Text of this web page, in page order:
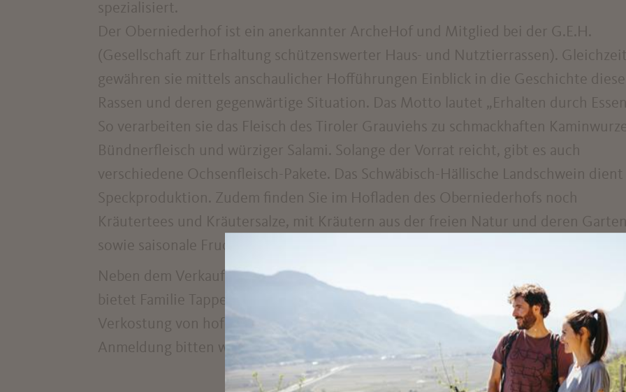
spezialisiert.
Der Oberniederhof ist ein anerkannter ArcheHof und Mitglied bei der G.E.H.
(Gesellschaft zur Erhaltung schützenswerter Haus- und Nutztierrassen).
gewähren sie mittels anschaulicher Hofführungen Einblick in die Geschichte
Rassen und deren gegenwärtige Situation. Das Motto lautet „Erhalten durch
So verarbeiten sie das Fleisch des Tiroler Grauviehs zu schmackhaften
Bündnerfleisch und würziger Salami. Solange der Vorrat reicht, gibt es auch
verschiedene Ochsenfleisch-Pakete. Das Schwäbisch-Hällische Landschwein
Speckproduktion. Zudem finden Sie im Hofladen des Oberniederhofs noch
Kräutertees und Kräutersalze, mit Kräutern aus der freien Natur und deren
sowie saisonale Fruchtaufstriche.
Neben dem Verkauf von hofeigenen Produkten sowie Urlaub auf dem Bauernhof
bietet Familie Tappeiner von Mai bis Ende Oktober auf Anfrage Hofführungen mit
Verkostung von hofeigenen Produkten an. Für nähere Informationen sowie
Anmeldung bitten wir Sie sich direkt mit Familie Tappeiner in Verbindung zu